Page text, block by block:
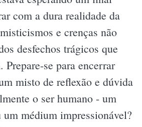
com a dura realidade da
e crenças não
desfechos trágicos que
Prepare-se para encerrar
misto de reflexão e dúvida
o ser humano - um
médium impressionável?